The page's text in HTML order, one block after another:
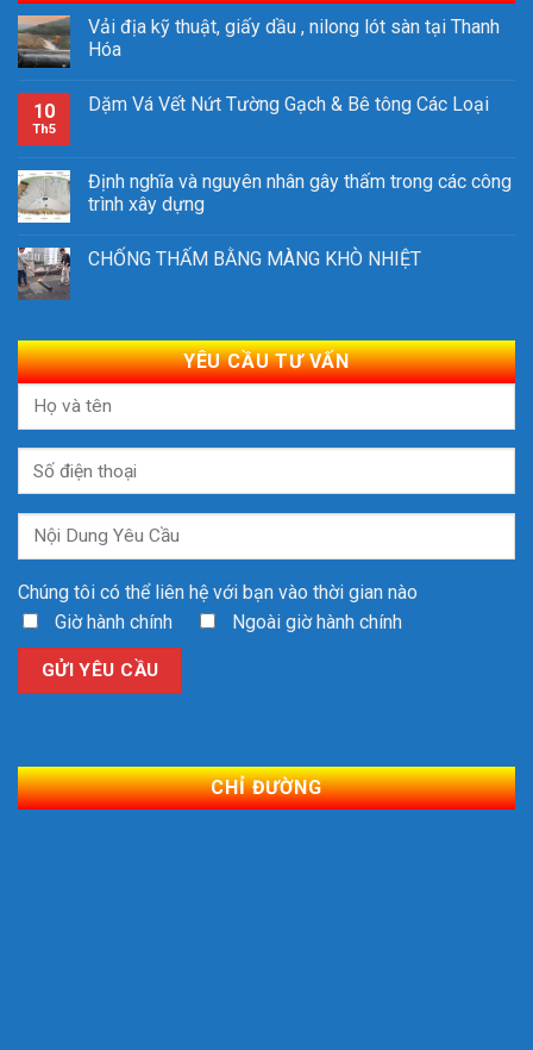
Vải địa kỹ thuật, giấy dầu , nilong lót sàn tại Thanh
Hóa
10
Th5
Dặm Vá Vết Nứt Tường Gạch & Bê tông Các Loại
Định nghĩa và nguyên nhân gây thấm trong các công
trình xây dựng
CHỐNG THẤM BẰNG MÀNG KHÒ NHIỆT
YÊU CẦU TƯ VẤN
Chúng tôi có thể liên hệ với bạn vào thời gian nào
Giờ hành chính
Ngoài giờ hành chính
CHỈ ĐƯỜNG